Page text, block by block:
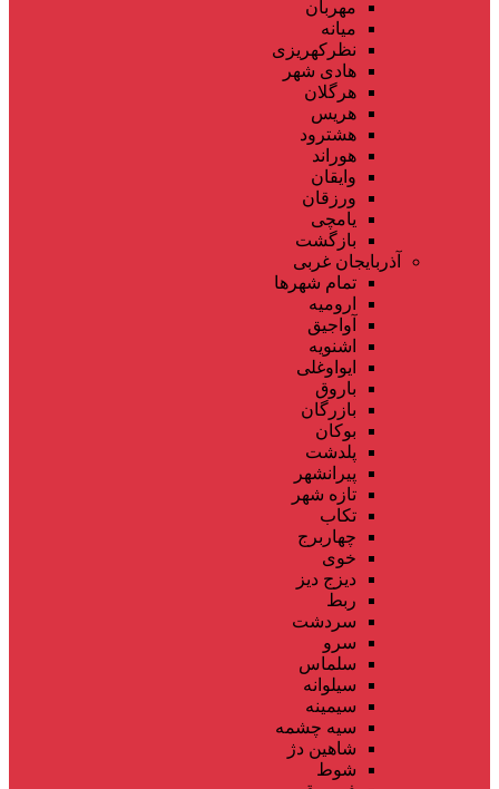
مهربان
میانه
نظرکهریزی
هادی شهر
هرگلان
هریس
هشترود
هوراند
وایقان
ورزقان
یامچی
بازگشت
آذربایجان غربی
تمام شهر‌ها
ارومیه
آواجیق
اشنویه
ایواوغلی
باروق
بازرگان
بوکان
پلدشت
پیرانشهر
تازه شهر
تکاب
چهاربرج
خوی
دیزج دیز
ربط
سردشت
سرو
سلماس
سیلوانه
سیمینه
سیه چشمه
شاهین دژ
شوط